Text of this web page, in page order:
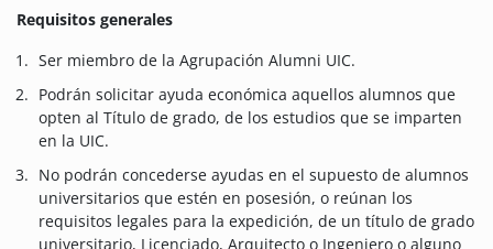
Requisitos generales
Ser miembro de la Agrupación Alumni UIC.
Podrán solicitar ayuda económica aquellos alumnos que
opten al Título de grado, de los estudios que se imparten
en la UIC.
No podrán concederse ayudas en el supuesto de alumnos
universitarios que estén en posesión, o reúnan los
requisitos legales para la expedición, de un título de grado
universitario, Licenciado, Arquitecto o Ingeniero o alguno